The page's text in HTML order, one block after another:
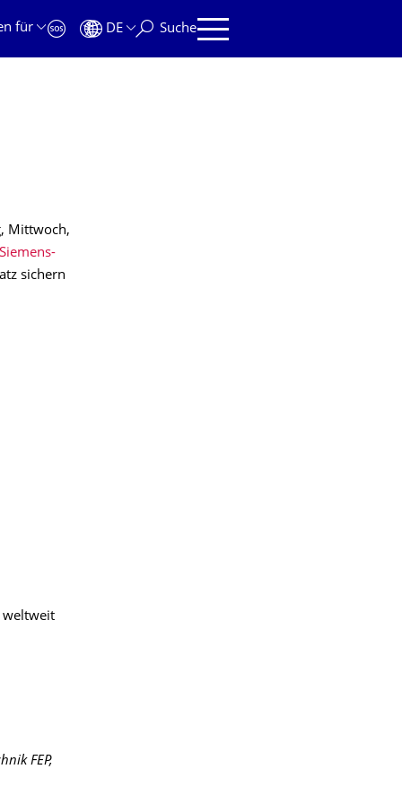
für
DE Suche
Mittwoch,
sichern
weltweit
FEP,